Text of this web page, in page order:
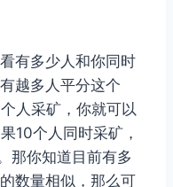
有多少人和你同时
越多人平分这个
人采矿，你就可以
10个人同时采矿，
那你知道目前有多
数量相似，那么可